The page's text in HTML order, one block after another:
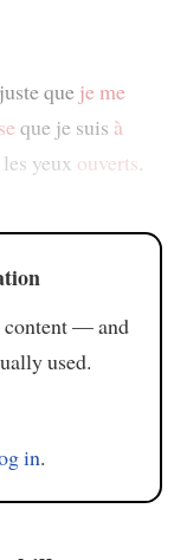
que je me
que je suis à
yeux ouverts.
content — and
used.
in.